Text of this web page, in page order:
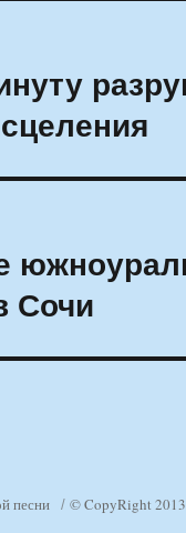
Сочи
песни © CopyRight